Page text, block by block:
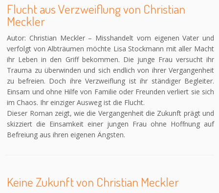
Flucht aus Verzweiflung von Christian
Meckler
Autor: Christian Meckler – Misshandelt vom eigenen Vater und
verfolgt von Albträumen möchte Lisa Stockmann mit aller Macht
ihr Leben in den Griff bekommen. Die junge Frau versucht ihr
Trauma zu überwinden und sich endlich von ihrer Vergangenheit
zu befreien. Doch ihre Verzweiflung ist ihr ständiger Begleiter.
Einsam und ohne Hilfe von Familie oder Freunden verliert sie sich
im Chaos. Ihr einziger Ausweg ist die Flucht.
Dieser Roman zeigt, wie die Vergangenheit die Zukunft prägt und
skizziert die Einsamkeit einer jungen Frau ohne Hoffnung auf
Befreiung aus ihren eigenen Ängsten.
Keine Zukunft von Christian Meckler